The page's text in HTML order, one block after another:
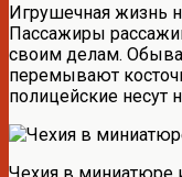
Игрушечная жизнь
Пассажиры
своим делам.
перемывают
полицейские несут
Чехия в миниатюре